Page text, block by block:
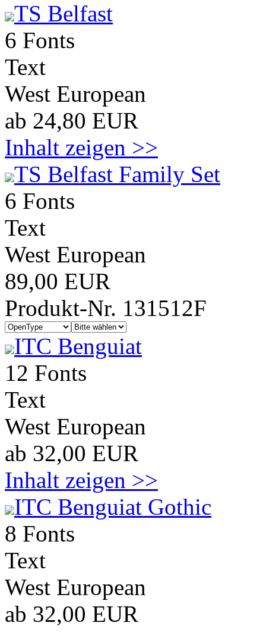
TS Belfast
6 Fonts
Text
West European
ab 24,80 EUR
Inhalt zeigen >>
TS Belfast Family Set
6 Fonts
Text
West European
89,00 EUR
Produkt-Nr. 131512F
ITC Benguiat
12 Fonts
Text
West European
ab 32,00 EUR
Inhalt zeigen >>
ITC Benguiat Gothic
8 Fonts
Text
West European
ab 32,00 EUR